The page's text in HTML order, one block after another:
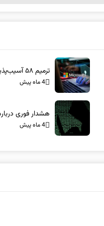
ترمیم ۵۸ آسیب‌پذیری محصولات مایکروسافت آغاز شد
4 ماه پیش
هشدار فوری
4 ماه پیش